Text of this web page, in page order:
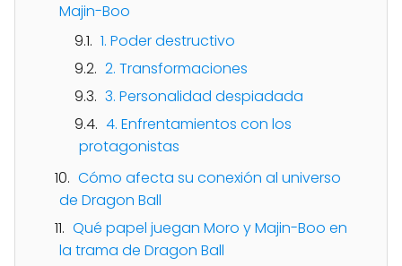
Majin-Boo
1. Poder destructivo
2. Transformaciones
3. Personalidad despiadada
4. Enfrentamientos con los
protagonistas
Cómo afecta su conexión al universo
de Dragon Ball
Qué papel juegan Moro y Majin-Boo en
la trama de Dragon Ball